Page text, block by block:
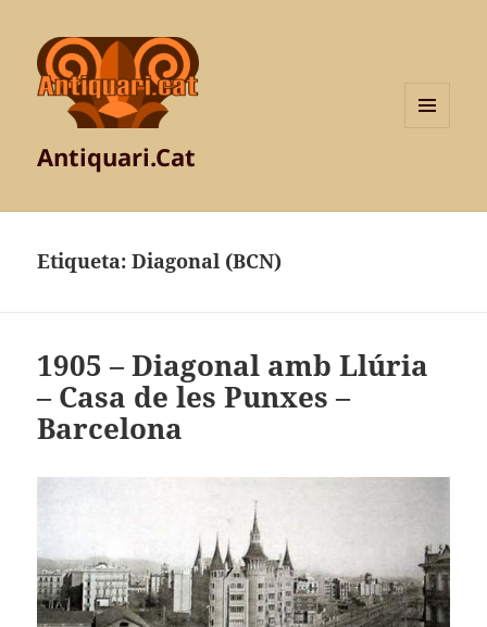
Antiquari.Cat
Etiqueta:Diagonal (BCN)
1905 – Diagonal amb Llúria
– Casa de les Punxes –
Barcelona